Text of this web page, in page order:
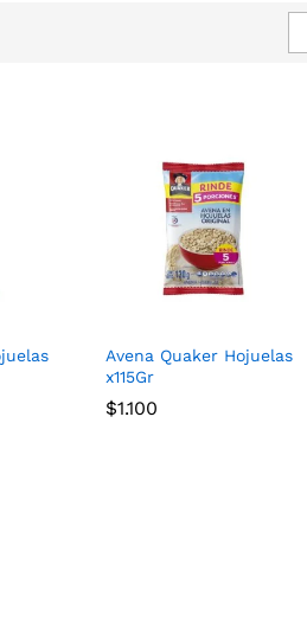
Avena Quaker Hojuelas
x115Gr
$1.100
$1.100